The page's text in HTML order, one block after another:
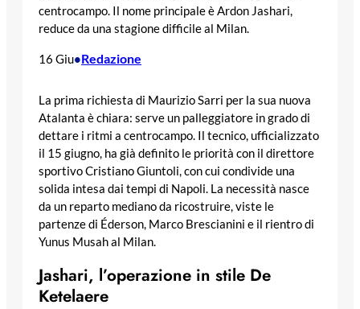
centrocampo. Il nome principale è Ardon Jashari,
reduce da una stagione difficile al Milan.
16 Giu•Redazione
La prima richiesta di Maurizio Sarri per la sua nuova
Atalanta è chiara: serve un palleggiatore in grado di
dettare i ritmi a centrocampo. Il tecnico, ufficializzato
il 15 giugno, ha già definito le priorità con il direttore
sportivo Cristiano Giuntoli, con cui condivide una
solida intesa dai tempi di Napoli. La necessità nasce
da un reparto mediano da ricostruire, viste le
partenze di Éderson, Marco Brescianini e il rientro di
Yunus Musah al Milan.
Jashari, l’operazione in stile De
Ketelaere